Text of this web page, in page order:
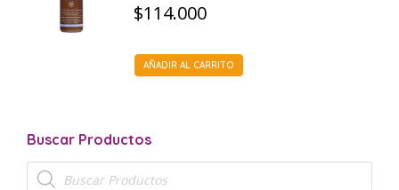
$114.000
AÑADIR AL CARRITO
Buscar Productos
Búsqueda
de